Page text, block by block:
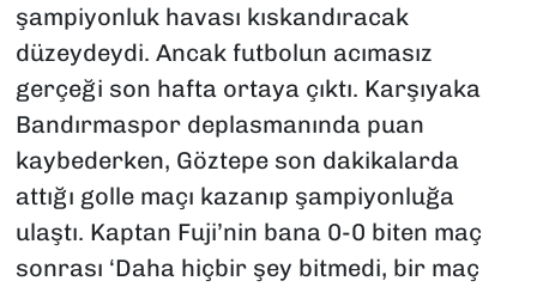
şampiyonluk havası kıskandıracak
düzeydeydi. Ancak futbolun acımasız
gerçeği son hafta ortaya çıktı. Karşıyaka
Bandırmaspor deplasmanında puan
kaybederken, Göztepe son dakikalarda
attığı golle maçı kazanıp şampiyonluğa
ulaştı. Kaptan Fuji’nin bana 0-0 biten maç
sonrası ‘Daha hiçbir şey bitmedi, bir maç